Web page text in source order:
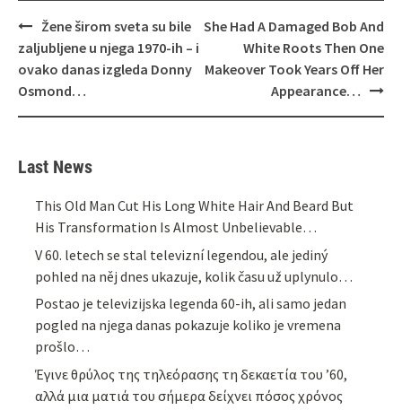
Post
navigation
Žene širom sveta su bile
zaljubljene u njega 1970-ih – i
ovako danas izgleda Donny
Osmond…
She Had A Damaged Bob And
White Roots Then One
Makeover Took Years Off Her
Appearance…
Last News
This Old Man Cut His Long White Hair And Beard But
His Transformation Is Almost Unbelievable…
V 60. letech se stal televizní legendou, ale jediný
pohled na něj dnes ukazuje, kolik času už uplynulo…
Postao je televizijska legenda 60-ih, ali samo jedan
pogled na njega danas pokazuje koliko je vremena
prošlo…
Έγινε θρύλος της τηλεόρασης τη δεκαετία του ’60,
αλλά μια ματιά του σήμερα δείχνει πόσος χρόνος